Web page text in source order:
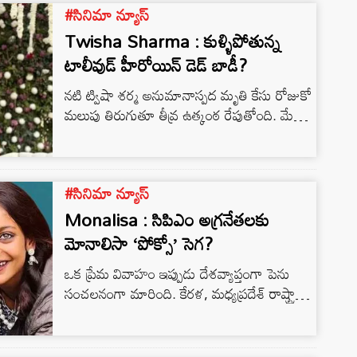
వ్యాఖ్యానించింది. 23 ఏళ్ల ఇంజనీరింగ్ విద్యార్థి
దాఖలు చేసిన పిటిషన్ సమయంలో జస్టిస్ ఆర్
నటరాజ్ ధర్మాసనం…
#సినిమా న్యూస్
Twisha Sharma : కుళ్ళిపోతున్న
టాలీవుడ్ హీరోయిన్ డెడ్ బాడీ?
నటి ట్విషా శర్మ అనుమానాస్పద మృతి కేసు రోజుకో
మలుపు తిరుగుతూ తీవ్ర ఉత్కంఠ రేపుతోంది. మే
12న భోపాల్‌లో ట్విషా ప్రాణాలు కోల్పోగా..
మృతదేహాన్ని భోపాల్‌లోని ఎయిమ్స్ (AIIMS)
ఆస్పత్రి మార్చురీలో భద్రపరిచారు. దర్యాప్తు
పారదర్శకంగా జరగడం లేదంటూ కుటుంబ
సభ్యులు, లాయర్ ఆందోళన వ్యక్తం చేస్తున్న
నేపథ్యంలో ఈ కేసులో పలు కీలక పరిణామాలు
చోటుచేసుకున్నాయి. రోజులు గడుస్తున్న కొద్దీ
#సినిమా న్యూస్
Monalisa : సిపిఎం అగ్రనేతలకు
మోనాలిసా ‘పోక్సో’ సెగ?
ఒక ప్రేమ వివాహం ఇప్పుడు దేశవ్యాప్తంగా పెను
సంచలనంగా మారింది. కేరళ, మధ్యప్రదేశ్ రాష్ట్రాల
మధ్య నడుస్తున్న ఈ హైడ్రామాలో కేరళ గత టర్మ్